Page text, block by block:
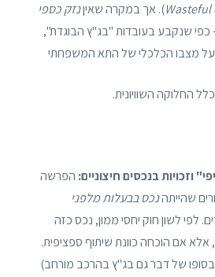
). אך במקרה שאיןנזק כספי
שנקבע בעובדות "בג"ץ הבוגדת",
מצבו הכלכלי של התא המשפחתי
החלוקה השוויונית.
וזכויות בנכסים חיצוניים: הפרשה
שהייתהנכס בבעלות מלפני
לפי לשון חוק יחסי ממון, נכס כזה
אלא אם הוכחה כוונת שיתוף ספציפית.
של דבר גם בג"ץ בהרכב מורחב)